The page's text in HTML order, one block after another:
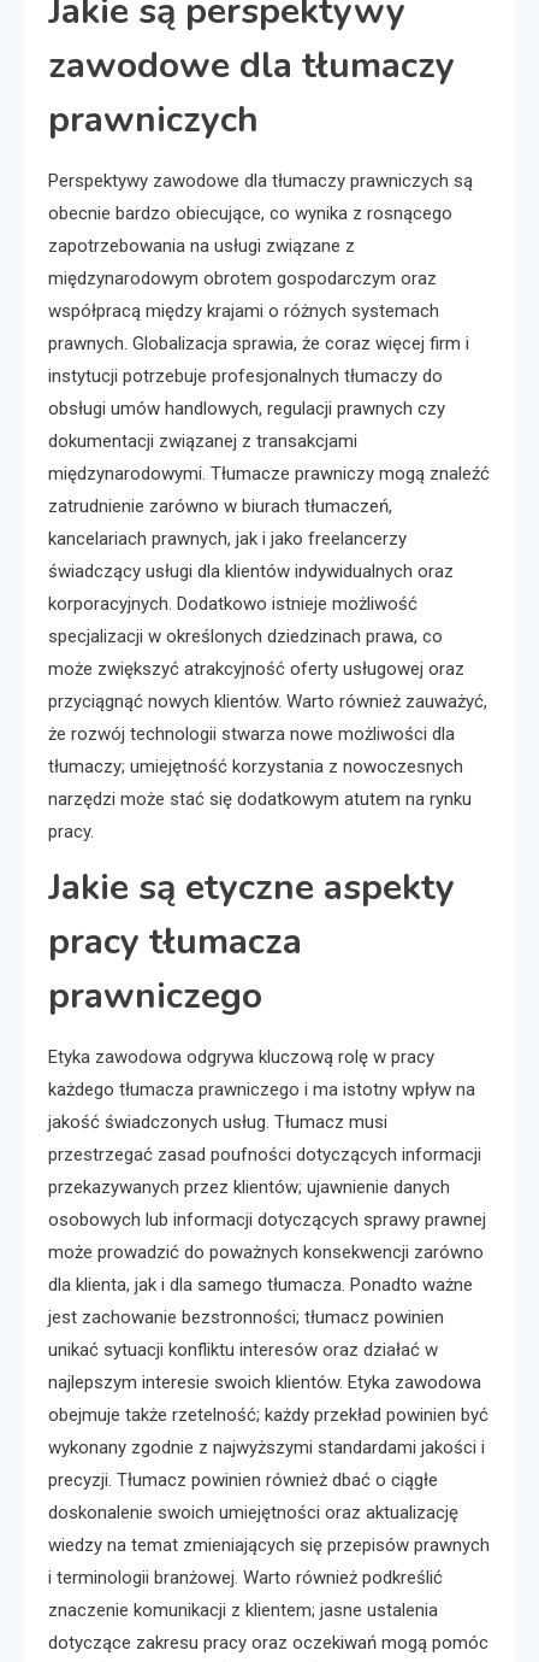
Jakie są perspektywy
zawodowe dla tłumaczy
prawniczych
Perspektywy zawodowe dla tłumaczy prawniczych są
obecnie bardzo obiecujące, co wynika z rosnącego
zapotrzebowania na usługi związane z
międzynarodowym obrotem gospodarczym oraz
współpracą między krajami o różnych systemach
prawnych. Globalizacja sprawia, że coraz więcej firm i
instytucji potrzebuje profesjonalnych tłumaczy do
obsługi umów handlowych, regulacji prawnych czy
dokumentacji związanej z transakcjami
międzynarodowymi. Tłumacze prawniczy mogą znaleźć
zatrudnienie zarówno w biurach tłumaczeń,
kancelariach prawnych, jak i jako freelancerzy
świadczący usługi dla klientów indywidualnych oraz
korporacyjnych. Dodatkowo istnieje możliwość
specjalizacji w określonych dziedzinach prawa, co
może zwiększyć atrakcyjność oferty usługowej oraz
przyciągnąć nowych klientów. Warto również zauważyć,
że rozwój technologii stwarza nowe możliwości dla
tłumaczy; umiejętność korzystania z nowoczesnych
narzędzi może stać się dodatkowym atutem na rynku
pracy.
Jakie są etyczne aspekty
pracy tłumacza
prawniczego
Etyka zawodowa odgrywa kluczową rolę w pracy
każdego tłumacza prawniczego i ma istotny wpływ na
jakość świadczonych usług. Tłumacz musi
przestrzegać zasad poufności dotyczących informacji
przekazywanych przez klientów; ujawnienie danych
osobowych lub informacji dotyczących sprawy prawnej
może prowadzić do poważnych konsekwencji zarówno
dla klienta, jak i dla samego tłumacza. Ponadto ważne
jest zachowanie bezstronności; tłumacz powinien
unikać sytuacji konfliktu interesów oraz działać w
najlepszym interesie swoich klientów. Etyka zawodowa
obejmuje także rzetelność; każdy przekład powinien być
wykonany zgodnie z najwyższymi standardami jakości i
precyzji. Tłumacz powinien również dbać o ciągłe
doskonalenie swoich umiejętności oraz aktualizację
wiedzy na temat zmieniających się przepisów prawnych
i terminologii branżowej. Warto również podkreślić
znaczenie komunikacji z klientem; jasne ustalenia
dotyczące zakresu pracy oraz oczekiwań mogą pomóc